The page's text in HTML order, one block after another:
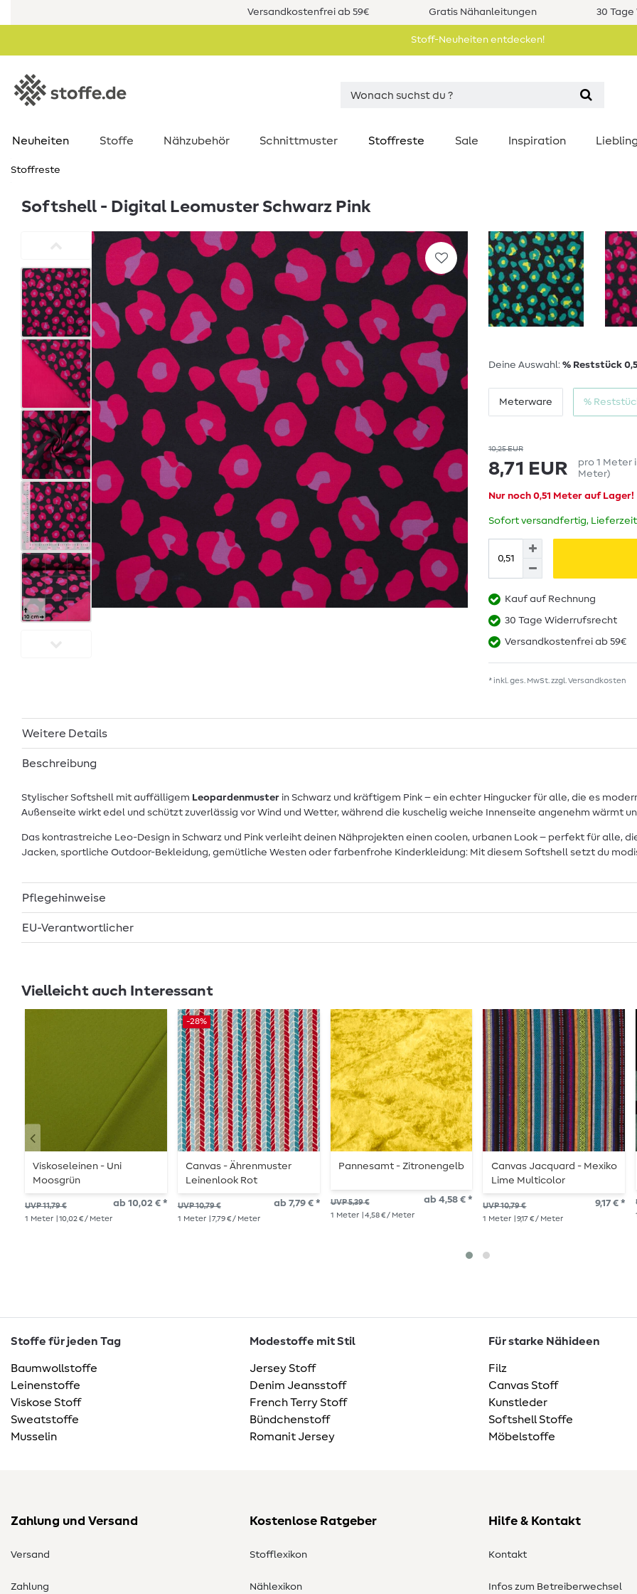
Versandkostenfrei ab 59€ Gratis Nähanleitungen 30
Stoff-Neuheiten entdecken!
Neuheiten Stoffe Nähzubehör Schnittmuster Stoffreste Sale Inspiration
Stoffreste
Softshell - Digital Leomuster Schwarz Pink
Deine Auswahl: % Reststück
Meterware %
10,25 EUR
8,71 EUR pro 1 Meter
Meter)
Nur noch 0,51 Meter auf Lager!
Sofort versandfertig,
Kauf auf Rechnung
30 Tage Widerrufsrecht
Versandkostenfrei ab 59€
* inkl. ges. MwSt. zzgl.Versandkosten
Weitere Details
Beschreibung
Stylischer Softshell mit auffälligem Leopardenmuster in Schwarz und kräftigem Pink – ein echter Hingucker für alle, die es
Außenseite wirkt edel und schützt zuverlässig vor Wind und Wetter, während die kuschelig weiche Innenseite angenehm wärmt
Das kontrastreiche Leo-Design in Schwarz und Pink verleiht deinen Nähprojekten einen coolen, urbanen Look – perfekt für alle,
Jacken, sportliche Outdoor-Bekleidung, gemütliche Westen oder farbenfrohe Kinderkleidung: Mit diesem Softshell setzt du
Pflegehinweise
EU-Verantwortlicher
Vielleicht auch Interessant
Viskoseleinen - Uni
Moosgrün
UVP 11,79 € ab 10,02 € *
1 Meter | 10,02 € / Meter
-28%
Canvas - Ährenmuster
Leinenlook Rot
UVP 10,79 € ab 7,79 € *
1 Meter | 7,79 € / Meter
Pannesamt - Zitronengelb
UVP 5,39 € ab 4,58 € *
1 Meter | 4,58 € / Meter
Canvas Jacquard - Mexiko
Lime Multicolor
UVP 10,79 € 9,17 € *
1 Meter | 9,17 € / Meter 1
Stoffe für jeden Tag
Baumwollstoffe
Leinenstoffe
Viskose Stoff
Sweatstoffe
Musselin
Modestoffe mit Stil
Jersey Stoff
Denim Jeansstoff
French Terry Stoff
Bündchenstoff
Romanit Jersey
Für starke Nähideen
Filz
Canvas Stoff
Kunstleder
Softshell Stoffe
Möbelstoffe
Zahlung und Versand
Versand
Zahlung
Kostenlose Ratgeber
Stofflexikon
Nählexikon
Hilfe & Kontakt
Kontakt
Infos zum Betreiberwechsel